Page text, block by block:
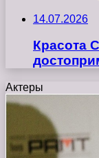
14.07.2026
Красота
Актеры